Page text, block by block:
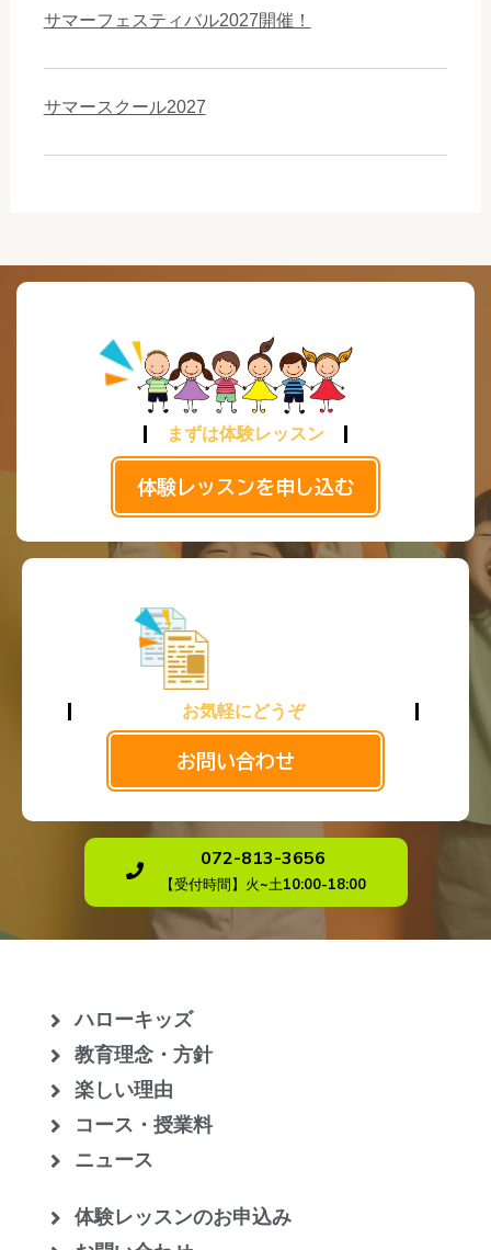
サマーフェスティバル2027開催！
サマースクール2027
まずは体験レッスン
体験レッスンを申し込む
お気軽にどうぞ
お問い合わせ
072-813-3656
【受付時間】火~土10:00-18:00
ハローキッズ
教育理念・方針
楽しい理由
コース・授業料
ニュース
体験レッスンのお申込み